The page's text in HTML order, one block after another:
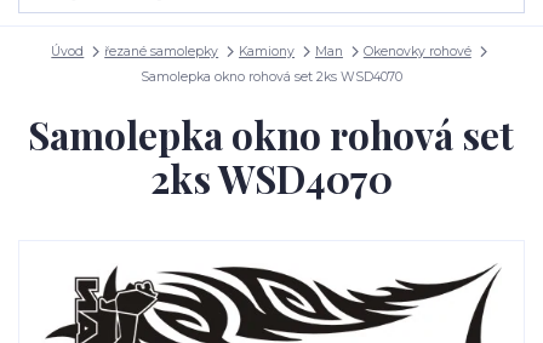
Úvod řezané samolepky Kamiony Man
Okenovky rohové
Samolepka okno rohová set 2ks WSD4070
Samolepka okno rohová set
2ks WSD4070